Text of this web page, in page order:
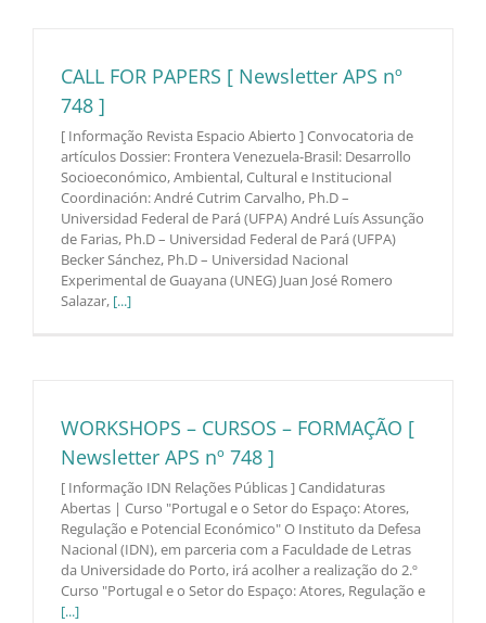
CALL FOR PAPERS [ Newsletter APS nº
748 ]
[ Informação Revista Espacio Abierto ] Convocatoria de
artículos Dossier: Frontera Venezuela-Brasil: Desarrollo
Socioeconómico, Ambiental, Cultural e Institucional
Coordinación: André Cutrim Carvalho, Ph.D –
Universidad Federal de Pará (UFPA) André Luís Assunção
de Farias, Ph.D – Universidad Federal de Pará (UFPA)
Becker Sánchez, Ph.D – Universidad Nacional
Experimental de Guayana (UNEG) Juan José Romero
Salazar, [...]
WORKSHOPS – CURSOS – FORMAÇÃO [
Newsletter APS nº 748 ]
[ Informação IDN Relações Públicas ] Candidaturas
Abertas | Curso "Portugal e o Setor do Espaço: Atores,
Regulação e Potencial Económico" O Instituto da Defesa
Nacional (IDN), em parceria com a Faculdade de Letras
da Universidade do Porto, irá acolher a realização do 2.º
Curso "Portugal e o Setor do Espaço: Atores, Regulação e
[...]